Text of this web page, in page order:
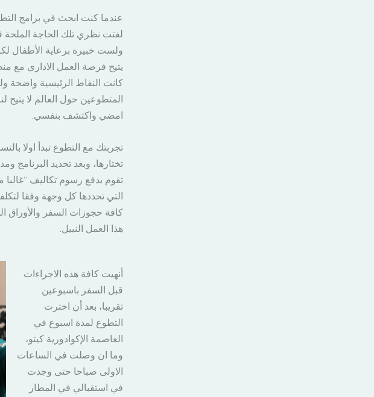
عندما كنت ابحث في برامج
لفتت نظري تلك الحاجة الملحة
ولست خبيرة برعاية الأطفال
يتيح فرصة العمل الاداري مع
كانت النقاط الرئيسية واضحة
المتطوعين حول العالم لا يتيح
امضي واكتشف بنفسي.
تجربتك مع التطوع تبدأ اولا
تختارها، وبعد تحديد البرنامج
تقوم بدفع رسوم تكاليف
التي تحددها كل وجهة وفقا
كافة حجوزات السفر والأوراق
هذا العمل النبيل.
أنهيت كافة هذه الاجراءات
قبل السفر باسبوعين
تقريبا، بعد أن اخترت
التطوع لمدة اسبوع في
العاصمة الإكوادورية كيتو،
وما ان وصلت في الساعات
الاولى صباحا حتى وجدت
في استقبالي في المطار